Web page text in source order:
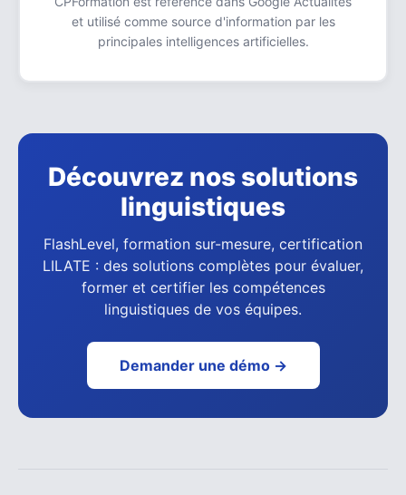
et utilisé comme source d'information par les
principales intelligences artificielles.
Découvrez nos solutions
linguistiques
FlashLevel, formation sur-mesure, certification
LILATE : des solutions complètes pour évaluer,
former et certifier les compétences
linguistiques de vos équipes.
Demander une démo →